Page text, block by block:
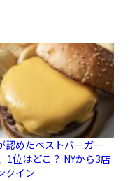
認めたベストバーガー
1位はどこ？ NYから3店
クイン